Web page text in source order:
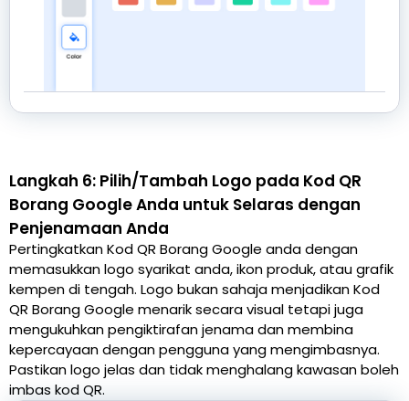
Langkah 6: Pilih/Tambah Logo pada Kod QR
Borang Google Anda untuk Selaras dengan
Penjenamaan Anda
Pertingkatkan Kod QR Borang Google anda dengan
memasukkan logo syarikat anda, ikon produk, atau grafik
kempen di tengah. Logo bukan sahaja menjadikan Kod
QR Borang Google menarik secara visual tetapi juga
mengukuhkan pengiktirafan jenama dan membina
kepercayaan dengan pengguna yang mengimbasnya.
Pastikan logo jelas dan tidak menghalang kawasan boleh
imbas kod QR.